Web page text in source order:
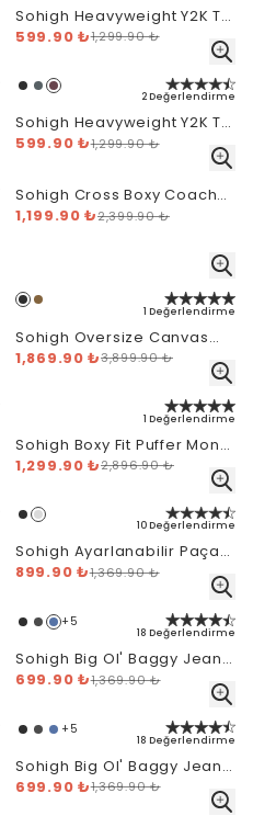
Sohigh Heavyweight Y2K T-
Shirt - Siyah
599.90 ₺1,299.90 ₺
2 Değerlendirme
Sohigh Heavyweight Y2K T-
Shirt - Bordo
599.90 ₺1,299.90 ₺
Sohigh Cross Boxy Coach
Ceket - Siyah
1,199.90 ₺2,399.90 ₺
1 Değerlendirme
Sohigh Oversize Canvas
Worker Mont - Siyah
1,869.90 ₺3,899.90 ₺
1 Değerlendirme
Sohigh Boxy Fit Puffer Mont
- Siyah
1,299.90 ₺2,896.90 ₺
10 Değerlendirme
Sohigh Ayarlanabilir Paça
Baggy Eşofman Altı - Gri
899.90 ₺1,369.90 ₺
+ 5
18 Değerlendirme
Sohigh Big Ol' Baggy Jeans
- Vintage Blue
699.90 ₺1,369.90 ₺
+ 5
18 Değerlendirme
Sohigh Big Ol' Baggy Jeans
- Green Tint
699.90 ₺1,369.90 ₺